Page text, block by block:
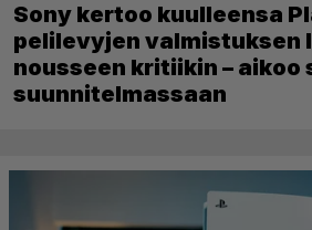
Sony kertoo kuulleensa
pelilevyjen valmistuksen
nousseen kritiikin – aikoo
suunnitelmassaan